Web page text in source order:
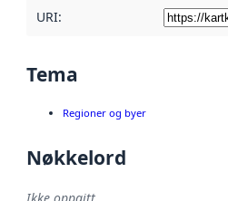
URI:
Tema
Regioner og byer
Nøkkelord